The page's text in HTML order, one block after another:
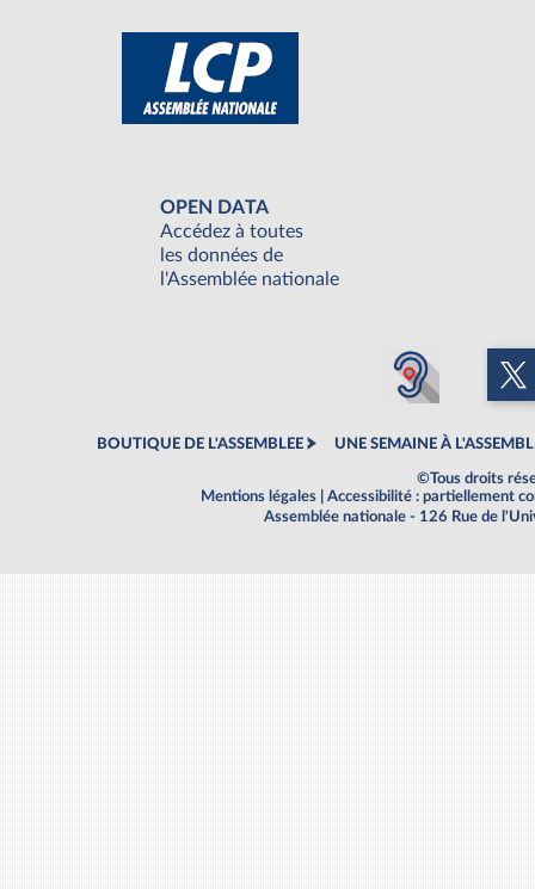
OPEN DATA
Accédez à toutes
les données de
l'Assemblée nationale
BOUTIQUE DE L'ASSEMBLEE UNE SEMAINE À
©Tous droits
Mentions légales
Accessibilité : partiellement
Assemblée nationale - 126 Rue de